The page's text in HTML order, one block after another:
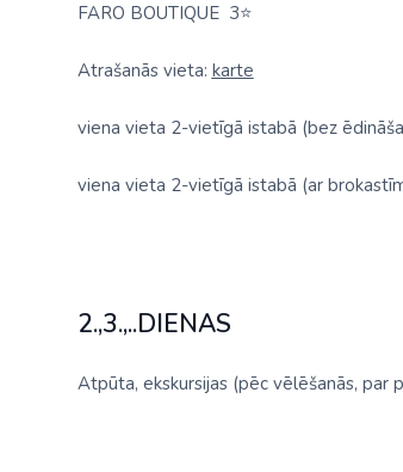
FARO BOUTIQUE 3⭐
Atrašanās vieta: karte
viena vieta 2-vietīgā istabā (bez
viena vieta 2-vietīgā istabā (ar
2.,3.,..DIENAS
Atpūta, ekskursijas (pēc vēlēšanās, par